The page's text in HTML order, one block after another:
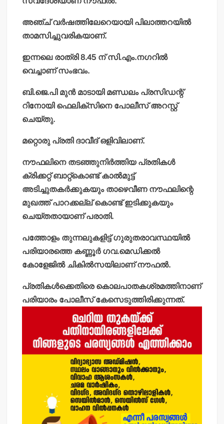
അഞ്ച് വര്‍ഷത്തിലേറെയായി പിലാത്തറയില്‍
താമസിച്ചുവരികയാണ്.
ഇന്നലെ രാത്രി 8.45 ന് സി.എം.നഗറില്‍
വെച്ചാണ് സംഭവം.
ബി.ജെ.പി മുന്‍ മാടായി മണ്ഡലം പ്രസിഡന്റ്
റിനോയി ഫെലിക്‌സിനെ പോലീസ് അറസ്റ്റ്
ചെയ്തു.
മറ്റൊരു പ്രതി ദാവീദ് ഒളിവിലാണ്.
നൗഫലിനെ തടഞ്ഞുനിര്‍ത്തിയ പ്രതികള്‍
ക്രിക്കറ്റ് ബാറ്റ്‌കൊണ്ട് കാല്‍മുട്ട്
അടിച്ചുതകര്‍ക്കുകയും താഴെവീണ നൗഫലിന്റെ
മുഖത്ത് പാറക്കല്ല് കൊണ്ട് ഇടിക്കുകയും
ചെയ്തതായാണ് പരാതി.
പത്തോളം തുന്നലുകളിട്ട് ഗുരുതരാവസ്ഥയില്‍
പരിയാരത്തെ കണ്ണൂര്‍ ഗവ.മെഡിക്കല്‍
കോളേജില്‍ ചികില്‍സയിലാണ് നൗഫല്‍.
പ്രതികള്‍ക്കെതിരെ കൊലപാതകശ്രമത്തിനാണ്
പരിയാരം പോലീസ് കേസെടുത്തിരിക്കുന്നത്.